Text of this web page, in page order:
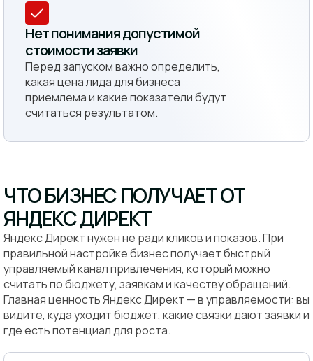
Нет понимания допустимой
стоимости заявки
Перед запуском важно определить,
какая цена лида для бизнеса
приемлема и какие показатели будут
считаться результатом.
ЧТО БИЗНЕС ПОЛУЧАЕТ ОТ
ЯНДЕКС ДИРЕКТ
Яндекс Директ нужен не ради кликов и показов. При
правильной настройке бизнес получает быстрый
управляемый канал привлечения, который можно
считать по бюджету, заявкам и качеству обращений.
Главная ценность Яндекс Директ — в управляемости: вы
видите, куда уходит бюджет, какие связки дают заявки и
где есть потенциал для роста.